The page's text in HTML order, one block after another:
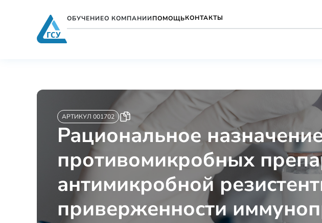
ОБУЧЕНИЕО КОМПАНИИПОМОЩЬКОНТАКТЫ
АРТИКУЛ 001702
Рациональное
противомикробных
антимикробной
приверженности